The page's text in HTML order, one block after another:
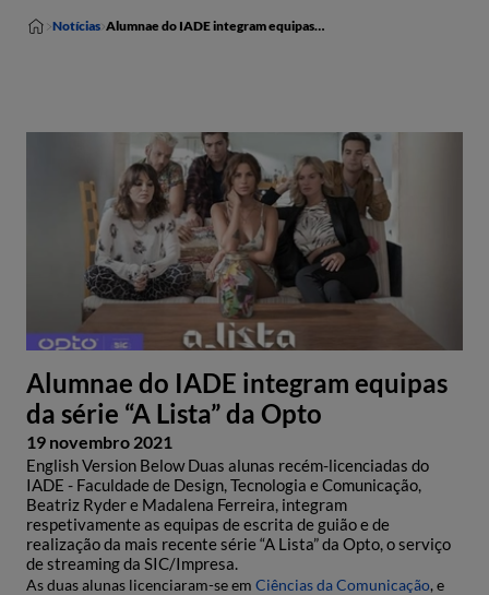
Notícias Alumnae do IADE integram equipas da série “A Lista” da Opto
Alumnae do IADE integram equipas
da série “A Lista” da Opto
19 novembro 2021
English Version Below Duas alunas recém-licenciadas do
IADE - Faculdade de Design, Tecnologia e Comunicação,
Beatriz Ryder e Madalena Ferreira, integram
respetivamente as equipas de escrita de guião e de
realização da mais recente série “A Lista” da Opto, o serviço
de streaming da SIC/Impresa.
As duas alunas licenciaram-se em Ciências da Comunicação, e